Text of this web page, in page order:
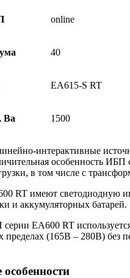
online
40
EA615-S RT
Ва 1500
интерактивные
особенность ИБП
в том числе с
RT имеют светодиодную
и аккумуляторных батарей.
EA600 RT
пределах (165В – 280В) без